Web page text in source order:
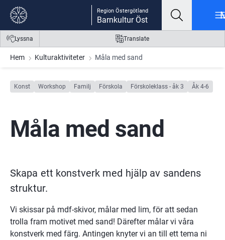
Gå till innehåll
Gå till meny
Gå till sidfot Region Östergötland
Barnkultur Öst
Lyssna Translate
Hem Kulturaktiviteter Måla med sand
Konst Workshop Familj Förskola Förskoleklass - åk 3 Åk 4-6
Måla med sand
Skapa ett konstverk med hjälp av sandens
struktur.
Vi skissar på mdf-skivor, målar med lim, för att sedan
trolla fram motivet med sand! Därefter målar vi våra
konstverk med färg. Antingen knyter vi an till ett tema ni